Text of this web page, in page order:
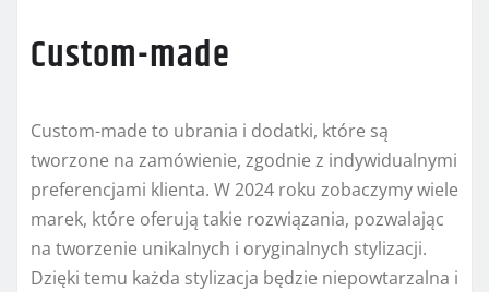
Custom-made
Custom-made to ubrania i dodatki, które są
tworzone na zamówienie, zgodnie z indywidualnymi
preferencjami klienta. W 2024 roku zobaczymy wiele
marek, które oferują takie rozwiązania, pozwalając
na tworzenie unikalnych i oryginalnych stylizacji.
Dzięki temu każda stylizacja będzie niepowtarzalna i